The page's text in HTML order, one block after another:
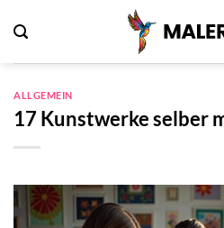
Inhalt
ALLGEMEIN
17 Kunstwerke selber